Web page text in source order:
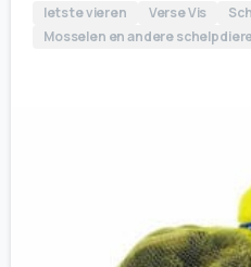
Iets te vieren Verse Vis
Mosselen en andere